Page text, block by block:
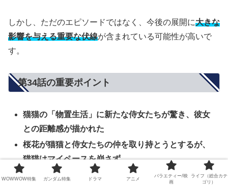
しかし、ただのエピソードではなく、今後の展開に大きな
影響を与える重要な伏線が含まれている可能性が高いで
す。
第34話の重要ポイント
猫猫の「物置生活」に新たな侍女たちが驚き、彼女
との距離感が描かれた
桜花が猫猫と侍女たちの仲を取り持とうとするが、
猫猫はマイペースを崩さず
後宮の古びた棟で、美しい女官たちが怪談を語る会
WOWWOW特集 ガンダム特集 ドラマ アニメ
バラエティー/映
画
ライフ（総合カテ
ゴリ）